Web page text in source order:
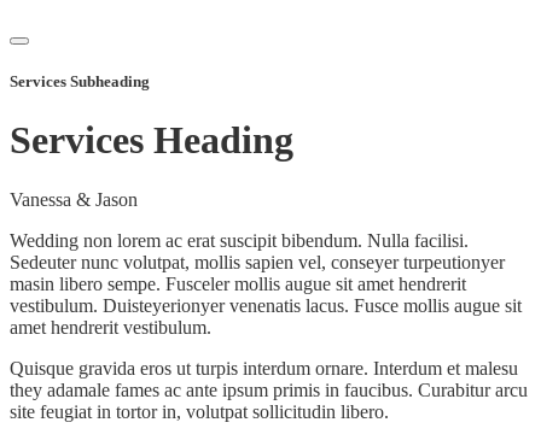
Services Subheading
Services Heading
Vanessa & Jason
Wedding non lorem ac erat suscipit bibendum. Nulla facilisi.
Sedeuter nunc volutpat, mollis sapien vel, conseyer turpeutionyer
masin libero sempe. Fusceler mollis augue sit amet hendrerit
vestibulum. Duisteyerionyer venenatis lacus. Fusce mollis augue sit
amet hendrerit vestibulum.
Quisque gravida eros ut turpis interdum ornare. Interdum et malesu
they adamale fames ac ante ipsum primis in faucibus. Curabitur arcu
site feugiat in tortor in, volutpat sollicitudin libero.